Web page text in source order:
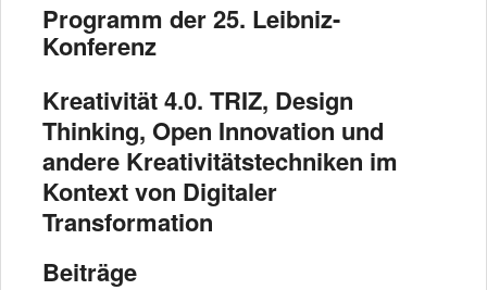
Programm der 25. Leibniz-
Konferenz
Kreativität 4.0. TRIZ, Design
Thinking, Open Innovation und
andere Kreativitätstechniken im
Kontext von Digitaler
Transformation
Beiträge